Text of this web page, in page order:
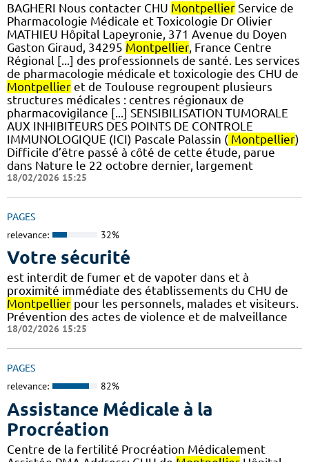
BAGHERI Nous contacter CHU Montpellier Service de
Pharmacologie Médicale et Toxicologie Dr Olivier
MATHIEU Hôpital Lapeyronie, 371 Avenue du Doyen
Gaston Giraud, 34295 Montpellier, France Centre
Régional [...] des professionnels de santé. Les services
de pharmacologie médicale et toxicologie des CHU de
Montpellier et de Toulouse regroupent plusieurs
structures médicales : centres régionaux de
pharmacovigilance [...] SENSIBILISATION TUMORALE
AUX INHIBITEURS DES POINTS DE CONTROLE
IMMUNOLOGIQUE (ICI) Pascale Palassin ( Montpellier)
Difficile d’être passé à côté de cette étude, parue
dans Nature le 22 octobre dernier, largement
18/02/2026 15:25
PAGES
relevance: 32%
Votre sécurité
est interdit de fumer et de vapoter dans et à
proximité immédiate des établissements du CHU de
Montpellier pour les personnels, malades et visiteurs.
Prévention des actes de violence et de malveillance
18/02/2026 15:25
PAGES
relevance: 82%
Assistance Médicale à la
Procréation
Centre de la fertilité Procréation Médicalement